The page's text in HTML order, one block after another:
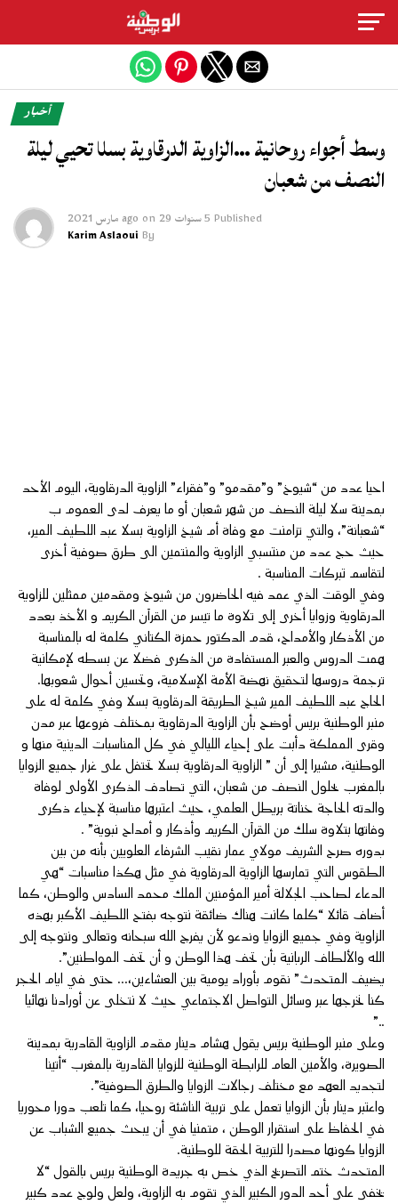
أخبار
وسط أجواء روحانية …الزاوية الدرقاوية بسلا تحيي ليلة
النصف من شعبان
Published 5 سنوات ago on 29 مارس 2021
By
Karim Aslaoui
احيا عدد من “شيوخ” و”مقدمو” و”فقراء” الزاوية الدرقاوية، اليوم الأحد
بمدينة سلا ليلة النصف من شهر شعبان أو ما يعرف لدى العموم ب
“شعبانة”، والتي تزامنت مع وفاة أم شيخ الزاوية بسلا عبد اللطيف المير،
حيث حج عدد من منتسبي الزاوية والمنتمين الى طرق صوفية أخرى
لتقاسم تبركات المناسبة .
وفي الوقت الذي عمد فيه الحاضرون من شيوخ ومقدمين ممثلين للزاوية
الدرقاوية وزوايا أخرى إلى تلاوة ما تيسر من القرآن الكريم و الأخذ بعدد
من الأذكار والأمداح، قدم الدكتور حمزة الكتاني كلمة له بالمناسبة
همت الدروس والعبر المستفادة من الذكرى فضلا عن بسطه لإمكانية
ترجمة دروسها لتحقيق نهضة الأمة الإسلامية، وتحسين أحوال شعوبها.
الحاج عبد اللطيف المير شيخ الطريقة الدرقاوية بسلا وفي كلمة له على
منبر الوطنية بريس أوضح بأن الزاوية الدرقاوية بمختلف فروعها عبر مدن
وقرى المملكة دأبت على إحياء الليالي في كل المناسبات الدينية منها و
الوطنية، مشيرا إلى أن ” الزاوية الدرقاوية بسلا تحتفل على غرار جميع الزوايا
بالمغرب بحلول النصف من شعبان، التي تصادف الذكرى الأولى لوفاة
والدته الحاجة خناتة بريطل العلمي، حيث اعتبرها مناسبة لإحياء ذكرى
وفاتها بتلاوة سلك من القرآن الكريم وأذكار و أمداح نبوية” .
بدوره صرح الشريف مولاي عمار نقيب الشرفاء العلويين بأنه من بين
الطقوس التي تمارسها الزاوية الدرقاوية في مثل هكذا مناسبات “هي
الدعاء لصاحب الجلالة أمير المؤمنين الملك محمد السادس والوطن، كما
أضاف قائلا “كلما كانت هناك ضائقة نتوجه بفتح اللطيف الأكبر بهذه
الزاوية وفي جميع الزوايا وندعو لأن يفرج الله سبحانه وتعالى ونتوجه إلى
الله والألطاف الربانية بأن تحف هذا الوطن و أن تحف المواطنين”.
يضيف المتحدث” نقوم بأوراد يومية بين العشاءين،… حتى في ايام الحجر
كنا نخرجها عبر وسائل التواصل الاجتماعي حيث لا نتخلى عن أورادنا نهائيا
..”
وعلى منبر الوطنية بريس يقول هشام دينار مقدم الزاوية القادرية بمدينة
الصويرة، والأمين العام للرابطة الوطنية للزوايا القادرية بالمغرب “أتينا
لتجديد العهد مع مختلف رجالات الزوايا والطرق الصوفية”.
واعتبر دينار بأن الزوايا تعمل على تربية الناشئة روحيا، كما تلعب دورا محوريا
في الحفاظ على استقرار الوطن ، متمنيا في أن يبحث جميع الشباب عن
الزوايا كونها مصدرا للتربية الحقة للوطنية.
المتحدث ختم التصريح الذي خص به جريدة الوطنية بريس بالقول “لا
يخفى على أحد الدور الكبير الذي تقوم به الزاوية، ولعل ولوج عدد كبير
Exit mobile version